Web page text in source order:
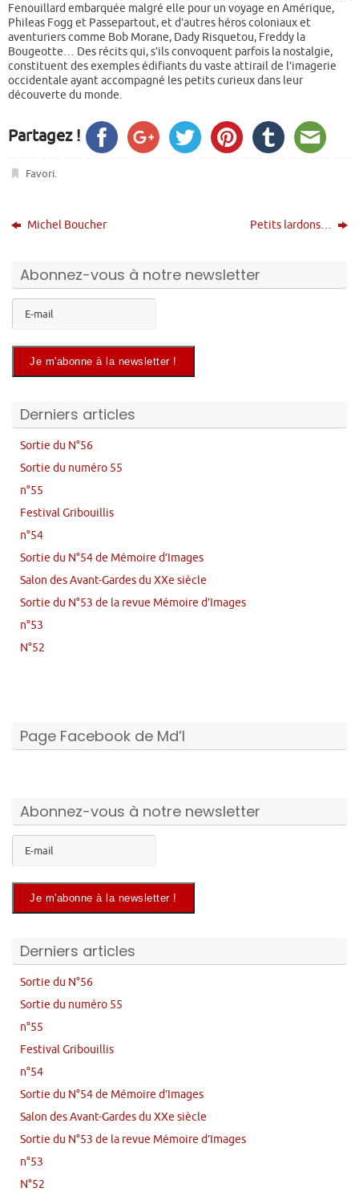
Fenouillard embarquée malgré elle pour un voyage en Amérique,
Phileas Fogg et Passepartout, et d’autres héros coloniaux et
aventuriers comme Bob Morane, Dady Risquetou, Freddy la
Bougeotte… Des récits qui, s’ils convoquent parfois la nostalgie,
constituent des exemples édifiants du vaste attirail de l’imagerie
occidentale ayant accompagné les petits curieux dans leur
découverte du monde.
Partagez !
Favori.
Michel Boucher Petits lardons…
Abonnez-vous à notre newsletter
Derniers articles
Sortie du N°56
Sortie du numéro 55
n°55
Festival Gribouillis
n°54
Sortie du N°54 de Mémoire d’Images
Salon des Avant-Gardes du XXe siècle
Sortie du N°53 de la revue Mémoire d’Images
n°53
N°52
Page Facebook de Md’I
Abonnez-vous à notre newsletter
Derniers articles
Sortie du N°56
Sortie du numéro 55
n°55
Festival Gribouillis
n°54
Sortie du N°54 de Mémoire d’Images
Salon des Avant-Gardes du XXe siècle
Sortie du N°53 de la revue Mémoire d’Images
n°53
N°52